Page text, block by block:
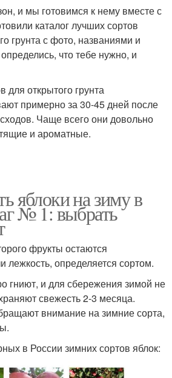
и мы готовимся к нему вместе с
каталог лучших сортов
грунта с фото, названиями и
что тебе нужно, и
для открытого грунта
примерно за 30-45 дней после
Чаще всего они довольно
и ароматные.
яблоки на зиму в
№ 1: выбрать
фрукты остаются
лежкость, определяется сортом.
гниют, и для сбережения зимой не
свежесть 2-3 месяца.
внимание на зимние сорта,
в России зимних сортов яблок: